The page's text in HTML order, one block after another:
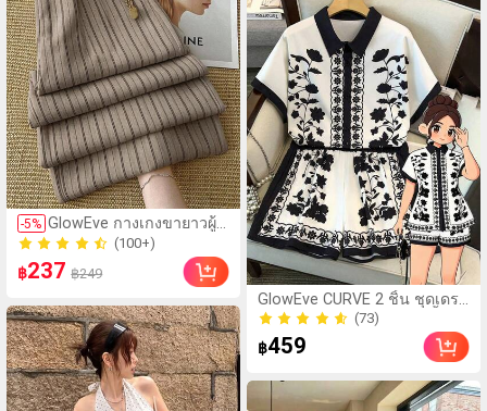
-5% GlowEve กางเกงขายาวผู้
หญิงลายทาง ลำลอง
อเนกประสงค์ สำหรับใส่ทุก
วันและเดินทาง
(100+)
100+ ขายแล้ว
(100+)
100+ ขายแล้ว
฿237 ฿249
GlowEve CURVE 2 ชิ้น ชุดเดรส
ขนาดใหญ่พิเศษ พิมพ์ลายเสื้อ
เชิ้ตปกและกางเกงขาสั้น ชุดฤดู
ร้อนสำหรับผู้หญิง
100+ ขายแล้ว
(73)
100+ ขายแล้ว
฿459